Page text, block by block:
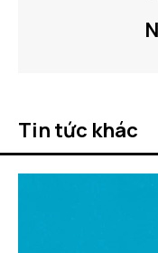
Tin tức khác